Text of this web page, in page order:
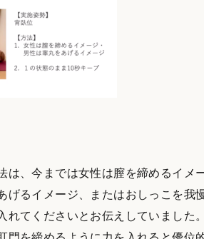
は、今までは女性は膣を締めるイメ
げるイメージ、またはおしっこを我
れてくださいとお伝えしていました